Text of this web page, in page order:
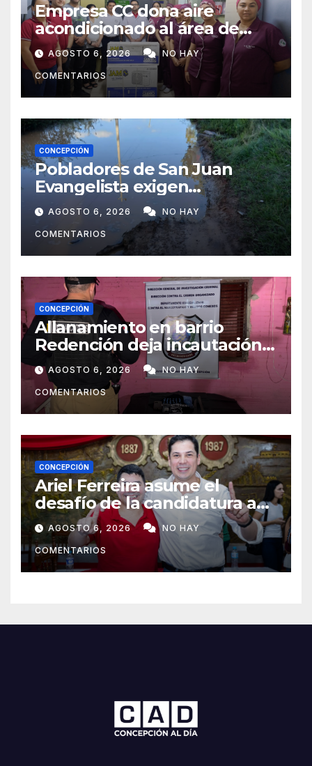
Empresa CC dona aire
acondicionado al área de
maternidad del IPS de
Concepción
AGOSTO 6, 2026 NO HAY
COMENTARIOS
CONCEPCIÓN
Pobladores de San Juan
Evangelista exigen
reparación urgente de
caminos vecinales
AGOSTO 6, 2026 NO HAY
COMENTARIOS
CONCEPCIÓN
Allanamiento en barrio
Redención deja incautación
de presunta cocaína tipo
crack en Concepción
AGOSTO 6, 2026 NO HAY
COMENTARIOS
CONCEPCIÓN
Ariel Ferreira asume el
desafío de la candidatura a
concejal tras la renuncia de
Lourdes Carduz
AGOSTO 6, 2026 NO HAY
COMENTARIOS